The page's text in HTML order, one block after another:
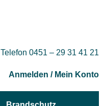
Telefon 0451 – 29 31 41 21
Anmelden / Mein Konto